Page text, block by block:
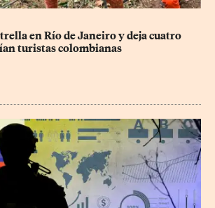
en Río de Janeiro y deja cuatro
turistas colombianas